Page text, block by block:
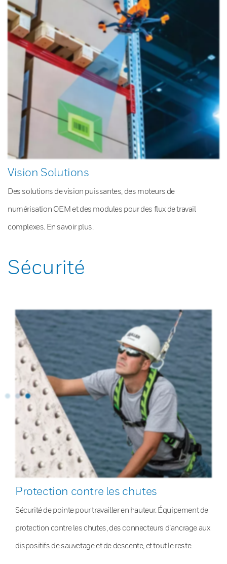
Vision Solutions
Des solutions de vision puissantes, des moteurs de
numérisation OEM et des modules pour des flux de travail
complexes. En savoir plus.
Sécurité
Protection contre les chutes
Sécurité de pointe pour travailler en hauteur. Équipement de
protection contre les chutes, des connecteurs d’ancrage aux
dispositifs de sauvetage et de descente, et tout le reste.